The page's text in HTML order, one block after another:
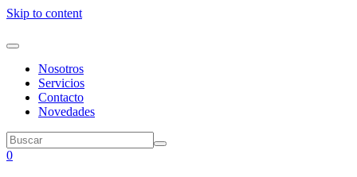
Skip to content
Nosotros
Servicios
Contacto
Novedades
0